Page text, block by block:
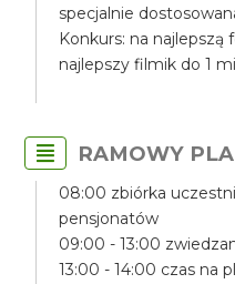
specjalnie
Konkurs: na najlepszą
najlepszy filmik do 1
RAMOWY
08:00 zbiórka
pensjonatów
09:00 - 13:00
13:00 - 14:00 czas na